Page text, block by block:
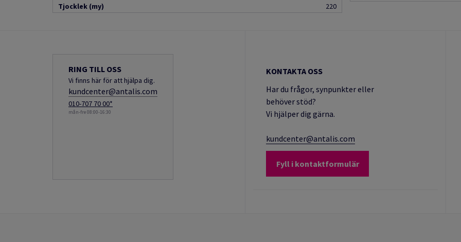
Tjocklek (my)
220
RING TILL OSS
Vi finns här för att hjälpa dig.
kundcenter@antalis.com
010-707 70 00*
mån-fre 08:00-16:30
KONTAKTA OSS
Har du frågor, synpunkter eller
behöver stöd?
Vi hjälper dig gärna.
kundcenter@antalis.com
Fyll i kontaktformulär